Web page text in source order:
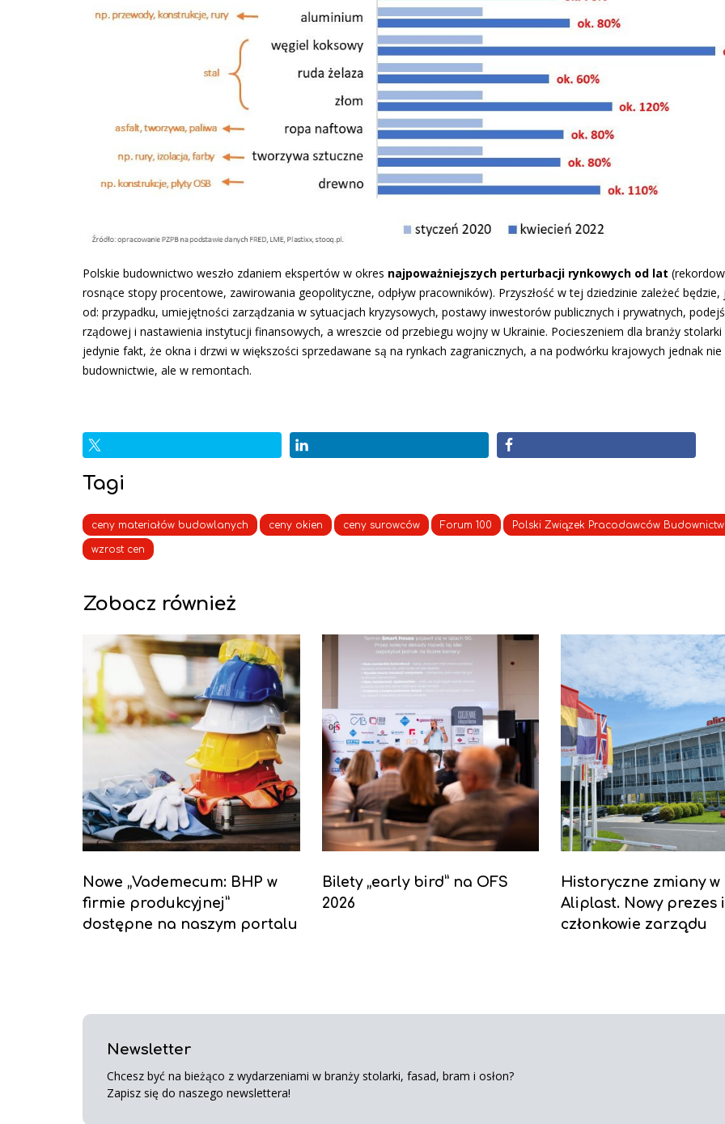
Polskie budownictwo weszło zdaniem ekspertów w okres najpoważniejszych perturbacji rynkowych od lat
rosnące stopy procentowe, zawirowania geopolityczne, odpływ pracowników). Przyszłość w tej dziedzinie zależeć będzie,
od: przypadku, umiejętności zarządzania w sytuacjach kryzysowych, postawy inwestorów publicznych i prywatnych,
rządowej i nastawienia instytucji finansowych, a wreszcie od przebiegu wojny w Ukrainie. Pocieszeniem dla branży
jedynie fakt, że okna i drzwi w większości sprzedawane są na rynkach zagranicznych, a na podwórku krajowych jednak
budownictwie, ale w remontach.
Tagi
ceny materiałów budowlanych ceny okien ceny surowców Forum 100 Polski Związek Pracodawców
wzrost cen
Zobacz również
Nowe „Vademecum: BHP w
firmie produkcyjnej”
dostępne na naszym portalu
Bilety „early bird” na OFS
2026
Historyczne zmiany w
Aliplast. Nowy prezes i
członkowie zarządu
Newsletter
Chcesz być na bieżąco z wydarzeniami w branży stolarki, fasad, bram i osłon?
Zapisz się do naszego newslettera!